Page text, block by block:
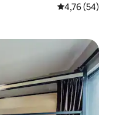
4,76 de uma
4,76 (54)